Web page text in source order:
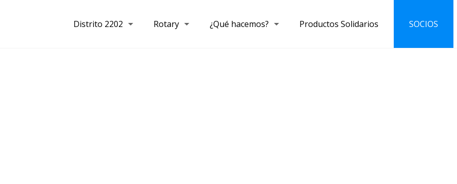
Distrito 2202 Rotary ¿Qué hacemos? Productos Solidarios SOCIOS